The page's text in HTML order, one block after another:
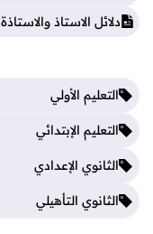
دلائل الاستاذ والاستاذة 2025 - 2024
التعليم الأولي
التعليم الإبتدائي
الثانوي الإعدادي
الثانوي التأهيلي